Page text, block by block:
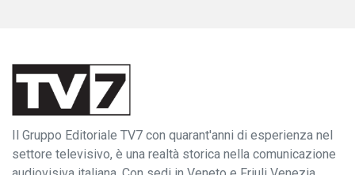
Il Gruppo Editoriale TV7 con quarant'anni di esperienza nel
settore televisivo, è una realtà storica nella comunicazione